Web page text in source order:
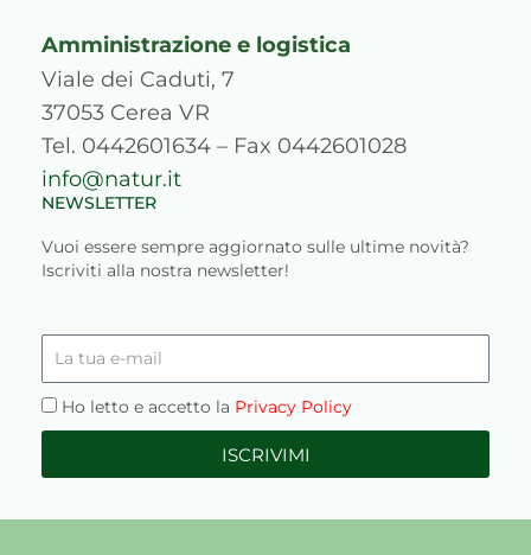
Amministrazione e logistica
Viale dei Caduti, 7
37053 Cerea VR
Tel. 0442601634 – Fax 0442601028
info@natur.it
NEWSLETTER
Vuoi essere sempre aggiornato sulle ultime novità?
Iscriviti alla nostra newsletter!
tua
mail
Privacy
Ho letto e accetto la Privacy Policy
ISCRIVIMI